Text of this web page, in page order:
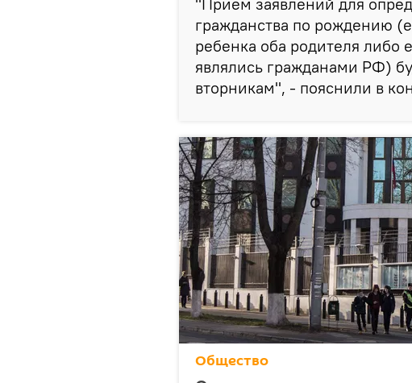
гражданства по рождению
ребенка оба родителя либо
являлись гражданами РФ)
вторникам", - пояснили в
Общество